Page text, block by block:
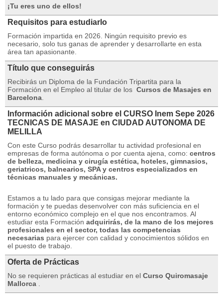
¡Tu eres uno de ellos!
Requisitos para estudiarlo
Formación impartida en 2026. Ningún requisito previo es
necesario, solo tus ganas de aprender y desarrollarte en esta
área tan apasionante.
Título que conseguirás
Recibirás un Diploma de la Fundación Tripartita para la
Formación en el Empleo al titular de los Cursos de Masajes en
Barcelona
Información adicional sobre el CURSO Inem Sepe 2026
TECNICAS DE MASAJE en CIUDAD AUTONOMA DE
MELILLA
Con este Curso podrás desarrollar tu actividad profesional en
empresas de forma autónoma o por cuenta ajena, como: centros
de belleza, medicina y cirugía estética, hoteles, gimnasios,
geriatricos, balnearios, SPA y centros especializados en
técnicas manuales y mecánicas.
Estamos a tu lado para que consigas mejorar mediante la
formación y te puedas desenvolver con más suficiencia en el
entorno económico complejo en el que nos encontramos. Al
estudiar esta Formación adquirirás, de la mano de los mejores
profesionales en el sector, todas las competencias
necesarias para ejercer con calidad y conocimientos sólidos en
el puesto de trabajo.
Oferta de Prácticas
No se requieren prácticas al estudiar en el Curso Quiromasaje
Mallorca